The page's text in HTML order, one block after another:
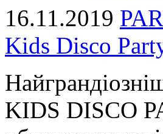
16.11.2019
Kids Disco
KIDS DISCO